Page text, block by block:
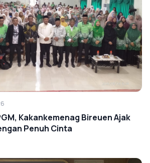
Kakankemenag Bireuen Ajak
Penuh Cinta